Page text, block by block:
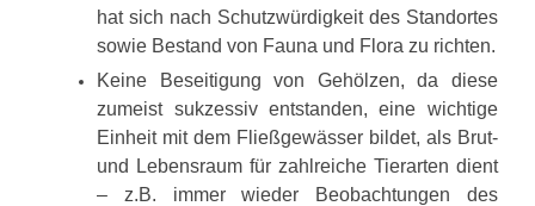
hat sich nach Schutzwürdigkeit des Standortes
sowie Bestand von Fauna und Flora zu richten.
Keine Beseitigung von Gehölzen, da diese
zumeist sukzessiv entstanden, eine wichtige
Einheit mit dem Fließgewässer bildet, als Brut-
und Lebensraum für zahlreiche Tierarten dient
– z.B. immer wieder Beobachtungen des